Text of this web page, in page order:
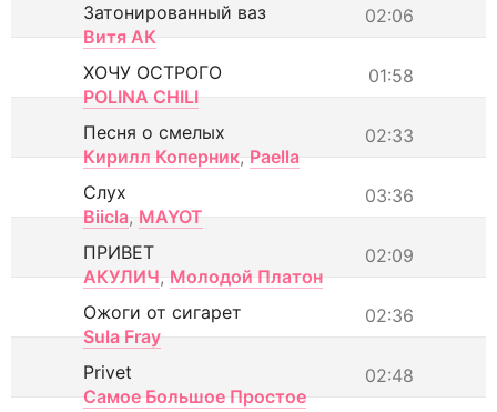
02:06
Затонированный ваз
Витя АК
01:58
ХОЧУ ОСТРОГО
POLINA CHILI
02:33
Песня о смелых
Кирилл Коперник, Paella
03:36
Слух
Biicla, MAYOT
02:09
ПРИВЕТ
АКУЛИЧ, Молодой Платон
02:36
Ожоги от сигарет
Sula Fray
02:48
Privet
Самое Большое Простое